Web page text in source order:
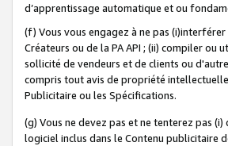
d’apprentissage automatique et ou
(f) Vous vous engagez à ne pas
Créateurs ou de la PA API ; (ii) compiler
sollicité de vendeurs et de clients ou
compris tout avis de propriété intellectuelle
Publicitaire ou les Spécifications.
(g) Vous ne devez pas et ne tenterez pas
logiciel inclus dans le Contenu publicitaire